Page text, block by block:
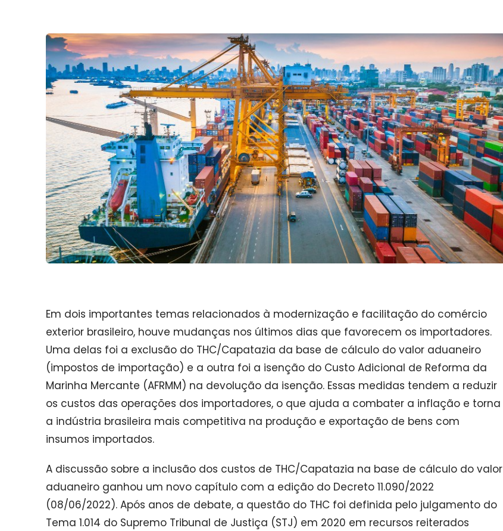
Em dois importantes temas relacionados à modernização e facilitação do comércio
exterior brasileiro, houve mudanças nos últimos dias que favorecem os importadores.
Uma delas foi a exclusão do THC/Capatazia da base de cálculo do valor aduaneiro
(impostos de importação) e a outra foi a isenção do Custo Adicional de Reforma da
Marinha Mercante (AFRMM) na devolução da isenção. Essas medidas tendem a reduzir
os custos das operações dos importadores, o que ajuda a combater a inflação e torna
a indústria brasileira mais competitiva na produção e exportação de bens com
insumos importados.
A discussão sobre a inclusão dos custos de THC/Capatazia na base de cálculo do valor
aduaneiro ganhou um novo capítulo com a edição do Decreto 11.090/2022
(08/06/2022). Após anos de debate, a questão do THC foi definida pelo julgamento do
Tema 1.014 do Supremo Tribunal de Justiça (STJ) em 2020 em recursos reiterados